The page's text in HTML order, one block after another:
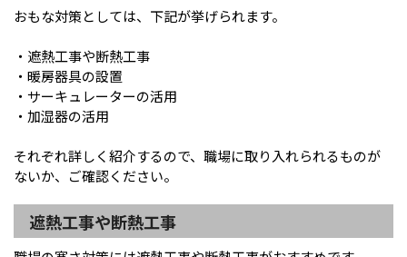
おもな対策としては、下記が挙げられます。
・遮熱工事や断熱工事
・暖房器具の設置
・サーキュレーターの活用
・加湿器の活用
それぞれ詳しく紹介するので、職場に取り入れられるものが
ないか、ご確認ください。
遮熱工事や断熱工事